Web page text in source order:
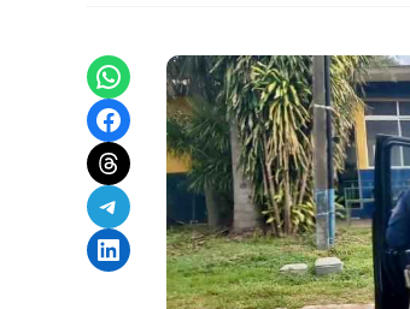
Share on WhatsApp
Share on Facebook
Share on Threads
Share on Telegram
Share on LinkedIn